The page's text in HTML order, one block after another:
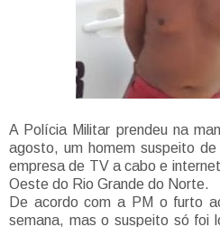
A Polícia Militar prendeu na
agosto, um homem suspeito
empresa de TV a cabo e
Oeste do Rio Grande do Norte.
De acordo com a PM o furto
semana, mas o suspeito só foi